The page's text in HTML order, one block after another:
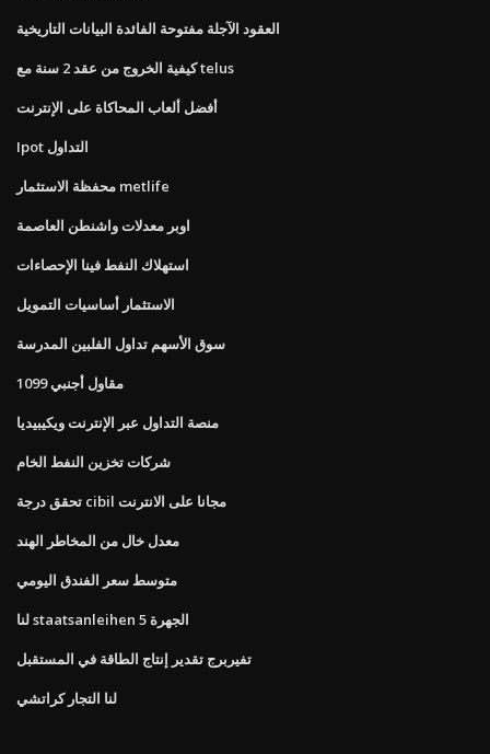
العقود الآجلة مفتوحة الفائدة البيانات التاريخية
كيفية الخروج من عقد 2 سنة مع telus
أفضل ألعاب المحاكاة على الإنترنت
Ipot التداول
محفظة الاستثمار metlife
اوبر معدلات واشنطن العاصمة
استهلاك النفط فينا الإحصاءات
الاستثمار أساسيات التمويل
سوق الأسهم تداول الفلبين المدرسة
مقاول أجنبي 1099
منصة التداول عبر الإنترنت ويكيبيديا
شركات تخزين النفط الخام
تحقق درجة cibil مجانا على الانترنت
معدل خال من المخاطر الهند
متوسط ​​سعر الفندق اليومي
لنا staatsanleihen 5 الجهرة
تفيربرج تقدير إنتاج الطاقة في المستقبل
لنا التجار كراتشي